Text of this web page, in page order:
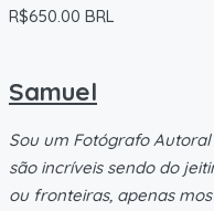
R$650.00 BRL
Samuel
Sou um Fotógrafo
são incríveis sendo do
ou fronteiras, apenas